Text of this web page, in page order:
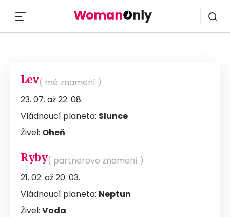
Lev( mé znamení )
23. 07. až 22. 08.
Vládnoucí planeta: Slunce
Živel: Oheň
Ryby( partnerovo znamení )
21. 02. až 20. 03.
Vládnoucí planeta: Neptun
Živel: Voda